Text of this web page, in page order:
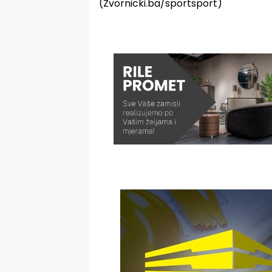
(Zvornicki.ba/sportsport)